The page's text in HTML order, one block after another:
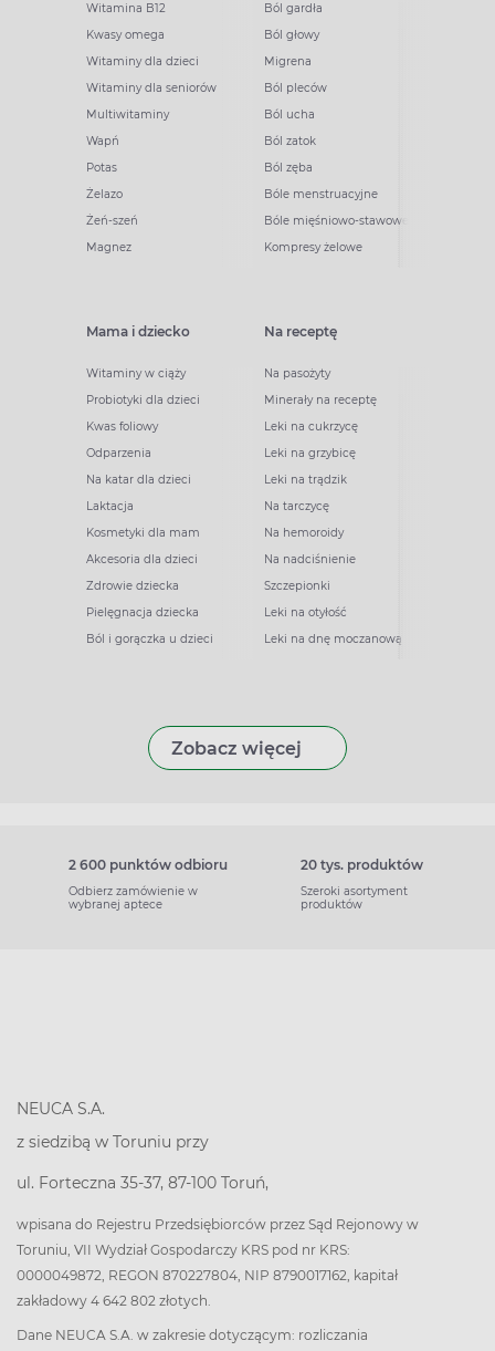
Witamina B12
Kwasy omega
Witaminy dla dzieci
Witaminy dla seniorów
Multiwitaminy
Wapń
Potas
Żelazo
Żeń-szeń
Magnez
Ból gardła
Ból głowy
Migrena
Ból pleców
Ból ucha
Ból zatok
Ból zęba
Bóle menstruacyjne
Bóle mięśniowo-stawowe
Kompresy żelowe
Mama i dziecko
Witaminy w ciąży
Probiotyki dla dzieci
Kwas foliowy
Odparzenia
Na katar dla dzieci
Laktacja
Kosmetyki dla mam
Akcesoria dla dzieci
Zdrowie dziecka
Pielęgnacja dziecka
Ból i gorączka u dzieci
Na receptę
Na pasożyty
Minerały na receptę
Leki na cukrzycę
Leki na grzybicę
Leki na trądzik
Na tarczycę
Na hemoroidy
Na nadciśnienie
Szczepionki
Leki na otyłość
Leki na dnę moczanową
Zobacz więcej
2 600 punktów odbioru
Odbierz zamówienie w
wybranej aptece
20 tys. produktów
Szeroki asortyment
produktów
NEUCA S.A.
z siedzibą w Toruniu przy
ul. Forteczna 35-37, 87-100 Toruń,
wpisana do Rejestru Przedsiębiorców przez Sąd Rejonowy w
Toruniu, VII Wydział Gospodarczy KRS pod nr KRS:
0000049872, REGON 870227804, NIP 8790017162, kapitał
zakładowy 4 642 802 złotych.
Dane NEUCA S.A. w zakresie dotyczącym: rozliczania